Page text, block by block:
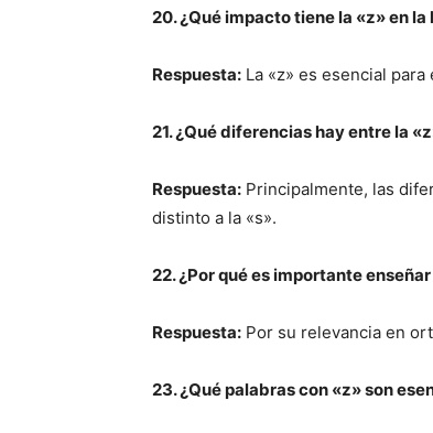
20. ¿Qué impacto tiene la «z» en
Respuesta: La «z» es esencial
21. ¿Qué diferencias hay entre la
Respuesta: Principalmente, las
distinto a la «s».
22. ¿Por qué es importante
Respuesta: Por su relevancia en
23. ¿Qué palabras con «z» son